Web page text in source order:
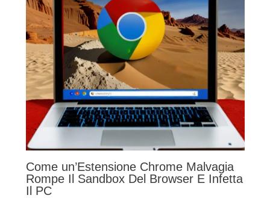
Come un’Estensione Chrome Malvagia
Rompe Il Sandbox Del Browser E Infetta
Il PC